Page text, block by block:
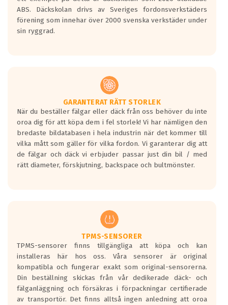
ABS. Däckskolan drivs av Sveriges fordonsverkstäders
förening som innehar över 2000 svenska verkstäder under
sin ryggrad.
GARANTERAT RÄTT STORLEK
När du beställer fälgar eller däck från oss behöver du inte
oroa dig för att köpa dem i fel storlek! Vi har nämligen den
bredaste bildatabasen i hela industrin när det kommer till
vilka mått som gäller för vilka fordon. Vi garanterar dig att
de fälgar och däck vi erbjuder passar just din bil / med
rätt diameter, förskjutning, backspace och bultmönster.
TPMS-SENSORER
TPMS-sensorer finns tillgängliga att köpa och kan
installeras här hos oss. Våra sensorer är original
kompatibla och fungerar exakt som original-sensorerna.
Din beställning skickas från vår dedikerade däck- och
fälganläggning och försäkras i förpackningar certifierade
av transportör. Det finns alltså ingen anledning att oroa